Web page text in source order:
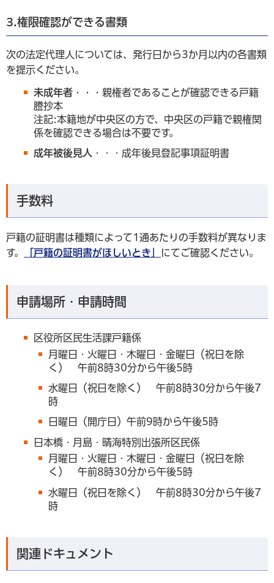
3.権限確認ができる書類
次の法定代理人については、発行日から3か月以内の各書類
を提示ください。
未成年者・・・ 親権者であることが確認できる戸籍
謄抄本
注記:本籍地が中央区の方で、中央区の戸籍で親権関
係を確認できる場合は不要です。
成年被後見人 ・・・成年後見登記事項証明書
手数料
戸籍の証明書は種類によって1通あたりの手数料が異なりま
す。
「戸籍の証明書がほしいとき」 にてご確認ください。
申請場所・申請時間
区役所区民生活課戸籍係
月曜日・火曜日・木曜日・金曜日（祝日を除
く） 午前8時30分から午後5時
水曜日（祝日を除く） 午前8時30分から午後7
時
日曜日（開庁日）午前9時から午後5時
日本橋・月島・晴海特別出張所区民係
月曜日・火曜日・木曜日・金曜日（祝日を除
く） 午前8時30分から午後5時
水曜日（祝日を除く） 午前8時30分から午後7
時
関連ドキュメント